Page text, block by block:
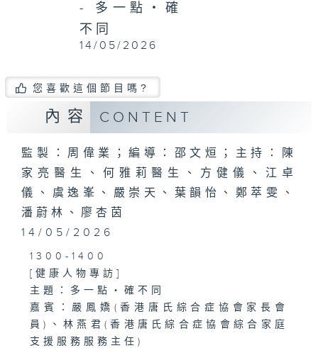
- 多一點‧確
不同
14/05/2026
您喜歡這個節目嗎?
內容 CONTENT
監製：周偉業；編導：邵文烜；主持：陳
家亮醫生、何雅莉醫生、方健儀、江卓
儀、虞逸峯、嚴崇天、葉韻怡、鄭萃雯、
潘蔚林、廖杏茵
14/05/2026
1300-1400
[健康人物專訪]
主題：多一點‧確不同
嘉賓：嚴鳳嬌(香港唐氏綜合症協會家長會
員)、林燕君(香港唐氏綜合症協會綜合家庭
支援服務服務主任)